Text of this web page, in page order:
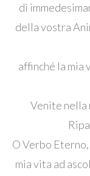
di
della vostra
affinché la mia
Venite nella
O Verbo
mia vita ad